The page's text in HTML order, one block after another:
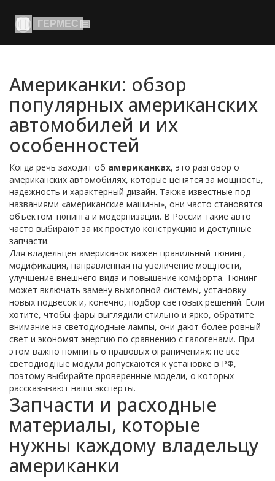
Американки: обзор
популярных американских
автомобилей и их
особенностей
Когда речь заходит об американках, это разговор о
американских автомобилях, которые ценятся за мощность,
надежность и характерный дизайн. Также известные под
названиями «американские машины», они часто становятся
объектом тюнинга и модернизации. В России такие авто
часто выбирают за их простую конструкцию и доступные
запчасти.
Для владельцев американок важен правильный тюнинг,
модификация, направленная на увеличение мощности,
улучшение внешнего вида и повышение комфорта. Тюнинг
может включать замену выхлопной системы, установку
новых подвесок и, конечно, подбор световых решений. Если
хотите, чтобы фары выглядили стильно и ярко, обратите
внимание на светодиодные лампы, они дают более ровный
свет и экономят энергию по сравнению с галогенами. При
этом важно помнить о правовых ограничениях: не все
светодиодные модули допускаются к установке в РФ,
поэтому выбирайте проверенные модели, о которых
рассказывают наши эксперты.
Запчасти и расходные
материалы, которые
нужны каждому владельцу
американки